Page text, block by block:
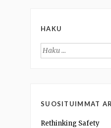
HAKU
Haku:
SUOSITUIMMAT
Rethinking Safety